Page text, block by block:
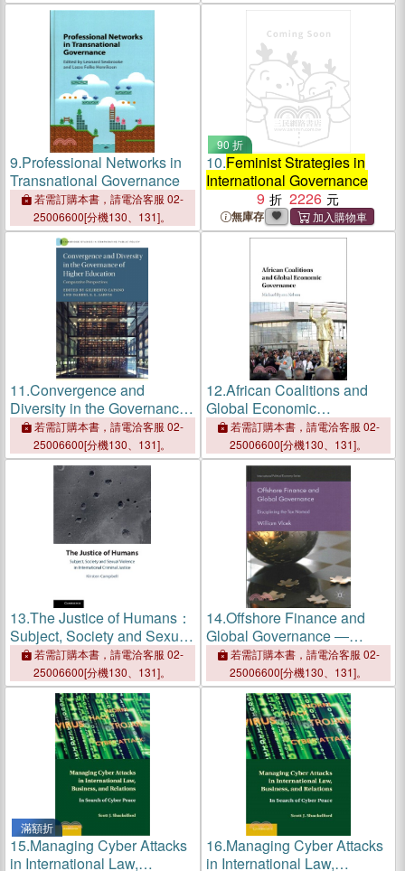
9.Professional Networks in
Transnational Governance
若需訂購本書，請電洽客服 02-
25006600[分機130、131]。
90 折
10.Feminist Strategies in
International Governance
9
2226
無庫存
11.Convergence and
Diversity in the Governance
of Higher Education：
Comparative Perspectives
若需訂購本書，請電洽客服 02-
25006600[分機130、131]。
12.African Coalitions and
Global Economic
Governance
若需訂購本書，請電洽客服 02-
25006600[分機130、131]。
13.The Justice of Humans：
Subject, Society and Sexual
Violence in International
Criminal Justice
若需訂購本書，請電洽客服 02-
25006600[分機130、131]。
14.Offshore Finance and
Global Governance ―
Disciplining the Tax Nomad
若需訂購本書，請電洽客服 02-
25006600[分機130、131]。
滿額折
15.Managing Cyber Attacks
in International Law,
16.Managing Cyber Attacks
in International Law,